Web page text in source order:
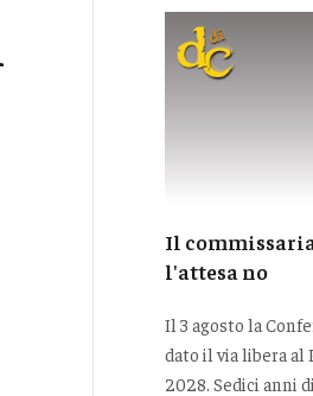
Il
l'attesa no
Il 3 agosto la
dato il via libera al
2028. Sedici anni